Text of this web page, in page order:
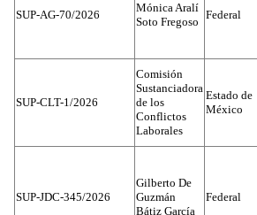
SUP-AG-70/2026
Mónica Aralí
Soto Fregoso
Federal
SUP-CLT-1/2026
Comisión
Sustanciadora
de los
Conflictos
Laborales
Estado de
México
SUP-JDC-345/2026
Gilberto De
Guzmán
Bátiz García
Federal